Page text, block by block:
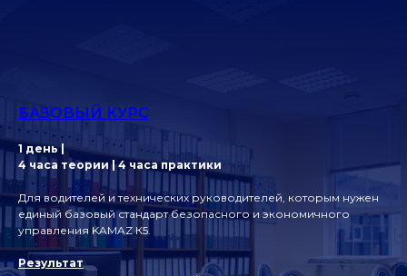
БАЗОВЫЙ КУРС
1 день |
4 часа теории | 4 часа практики
Для водителей и технических руководителей, которым нужен
единый базовый стандарт безопасного и экономичного
управления KAMAZ К5.
Результат